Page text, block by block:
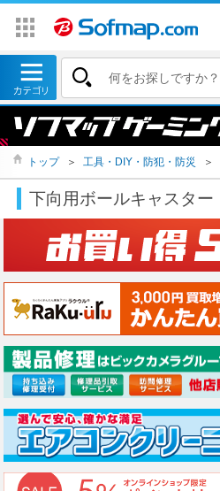
トップ ＞ 工具・DIY・防犯・防災 ＞
下向用ボールキャスター